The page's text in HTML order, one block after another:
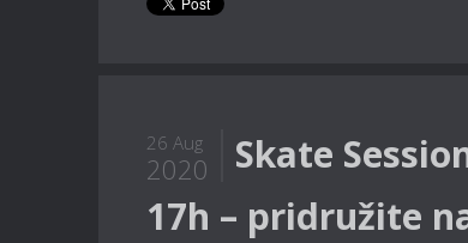
26 Aug
2020
Skate
17h – pridružite